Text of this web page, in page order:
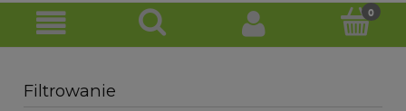
Filtrowanie